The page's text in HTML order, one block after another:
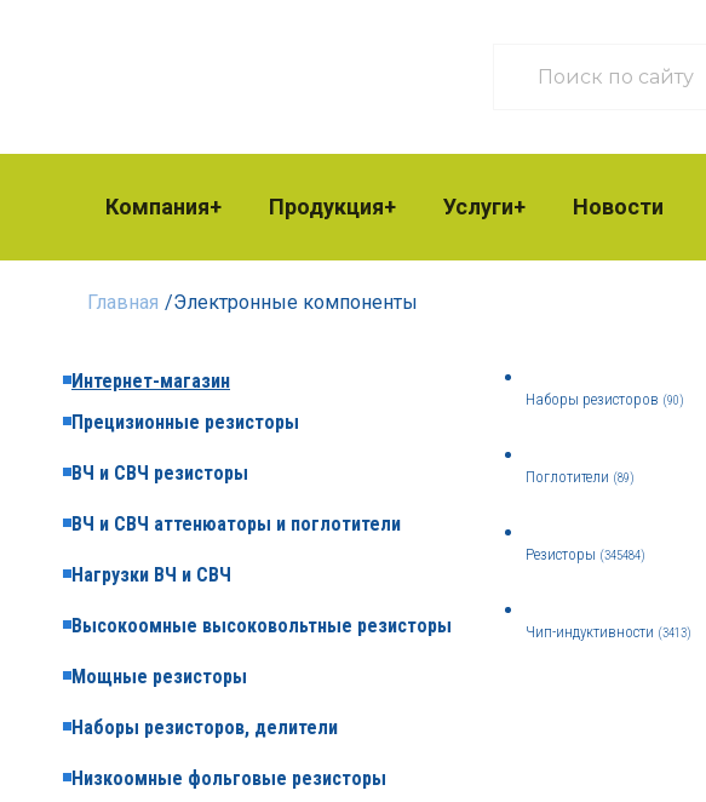
Компания Продукция Услуги Новости
Главная /Электронные компоненты
Интернет-магазин
Прецизионные резисторы
ВЧ и СВЧ резисторы
ВЧ и СВЧ аттенюаторы и поглотители
Нагрузки ВЧ и СВЧ
Высокоомные высоковольтные резисторы
Мощные резисторы
Наборы резисторов, делители
Низкоомные фольговые резисторы
Наборы резисторов (90)
Поглотители (89)
Резисторы (345484)
Чип-индуктивности (3413)